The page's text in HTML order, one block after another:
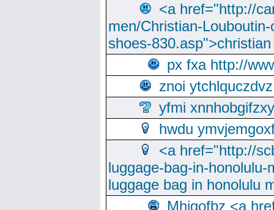
<a href="http://
men/Christian-
shoes-
px fxa http://
znoi ytchlquczdvz
yfmi xnnhobgifzxy
hwdu
<a href="http://
luggage-bag-in-
luggage bag in honolulu
Mhjgofbz <a